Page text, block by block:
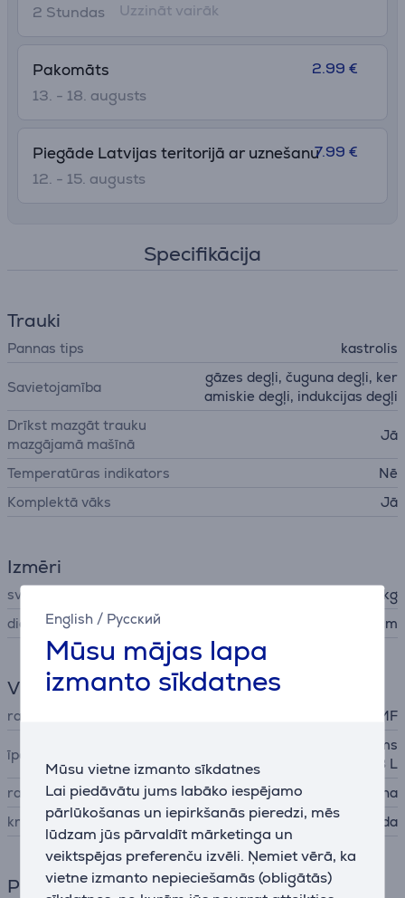
English / Русский
Mūsu mājas lapa
izmanto sīkdatnes
Mūsu vietne izmanto sīkdatnes
Lai piedāvātu jums labāko iespējamo
pārlūkošanas un iepirkšanās pieredzi, mēs
lūdzam jūs pārvaldīt mārketinga un
veiktspējas preferenču izvēli. Ņemiet vērā, ka
vietne izmanto nepieciešamās (obligātās)
2 Stundas
Uzzināt vairāk
Pakomāts
13. - 18. augusts
2.99 €
Piegāde Latvijas teritorijā ar uznešanu
12. - 15. augusts
7.99 €
Specifikācija
Trauki
Pannas tips kastrolis
Savietojamība
gāzes degļi, čuguna degļi, ker
amiskie degļi, indukcijas degļi
Drīkst mazgāt trauku
mazgājamā mašīnā
Jā
Temperatūras indikators
Nē
Komplektā vāks
Jā
Izmēri
svars
1,68 kg
diametrs
20 cm
Vispārējais parametrs
ražotājs WMF
īpašības
plata liešanas mala, tilpums
3,3 L
ražots
Ķīna
krāsa
nerūs. tērauda
Piederumi